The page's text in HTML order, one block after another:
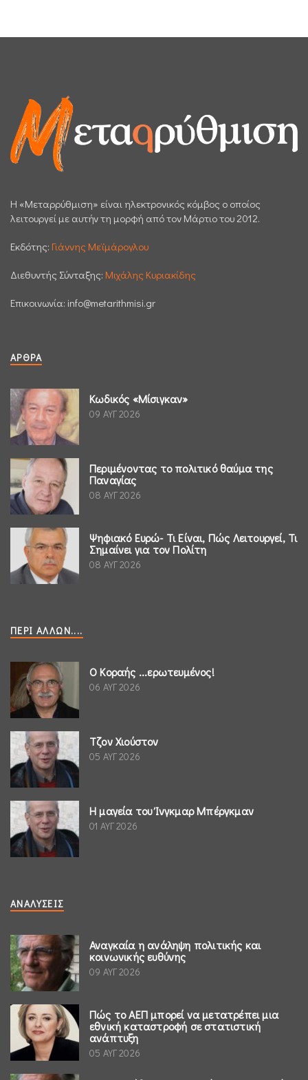
H «Μεταρρύθμιση» είναι ηλεκτρονικός κόμβος ο οποίος
λειτουργεί με αυτήν τη μορφή από τον Μάρτιο του 2012.
Εκδότης: Γιάννης Μεϊμάρογλου
Διεθυντής Σύνταξης: Μιχάλης Κυριακίδης
Επικοινωνία: info@metarithmisi.gr
ΆΡΘΡΑ
Κωδικός «Μίσιγκαν»
09 ΑΥΓ 2026
Περιμένοντας το πολιτικό θαύμα της
Παναγίας
08 ΑΥΓ 2026
Ψηφιακό Ευρώ- Τι Είναι, Πώς Λειτουργεί, Τι
Σημαίνει για τον Πολίτη
08 ΑΥΓ 2026
ΠΕΡΊ ΆΛΛΩΝ....
Ο Κοραής ...ερωτευμένος!
06 ΑΥΓ 2026
Τζον Χιούστον
05 ΑΥΓ 2026
Η μαγεία του Ίνγκμαρ Μπέργκμαν
01 ΑΥΓ 2026
ΑΝΑΛΎΣΕΙΣ
Αναγκαία η ανάληψη πολιτικής και
κοινωνικής ευθύνης
09 ΑΥΓ 2026
Πώς το ΑΕΠ μπορεί να μετατρέπει μια
εθνική καταστροφή σε στατιστική
ανάπτυξη
05 ΑΥΓ 2026